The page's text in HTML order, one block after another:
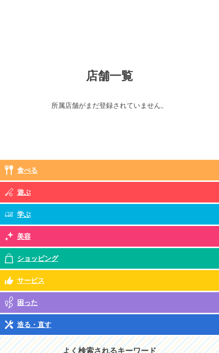
店舗一覧
所属店舗がまだ登録されていません。
食べる
遊ぶ
学ぶ
美容
ショッピング
サービス
困った
造る・直す
よく検索されるキーワード